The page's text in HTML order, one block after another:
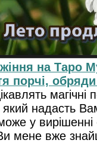
на Таро
порчі,
який надасть
у вирішенні
мене вже